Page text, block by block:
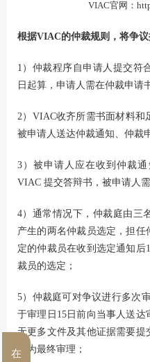
VIAC官网：
根据VIAC的仲裁规则，将争
1）仲裁程序自申请人提交符
日起算，申请人需在仲裁申请
2）VIAC收齐所需书面材料和
被申请人送达仲裁通知、仲裁
3）被申请人应在收到仲裁
VIAC 提交答辩书，被申请人
4）通常情况下，仲裁庭由三
产生的两名仲裁员选定，担
定的仲裁员在收到选定通知后
裁员的选定；
5）仲裁庭可对争议进行多次
于审理日15日前向当事人送
无更多文件及其他证据需要
理为最终审理；
在